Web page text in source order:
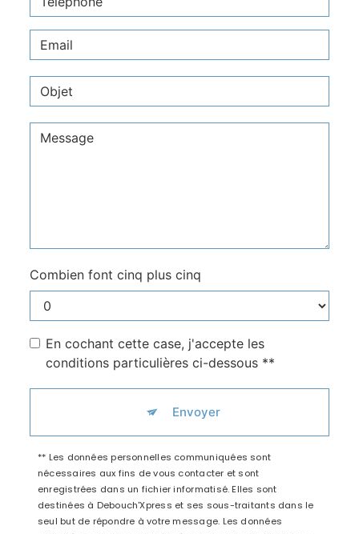
Combien font cinq plus cinq
En cochant cette case, j'accepte les
conditions particulières ci-dessous **
Envoyer
** Les données personnelles communiquées sont
nécessaires aux fins de vous contacter et sont
enregistrées dans un fichier informatisé. Elles sont
destinées à Debouch'Xpress et ses sous-traitants dans le
seul but de répondre à votre message. Les données